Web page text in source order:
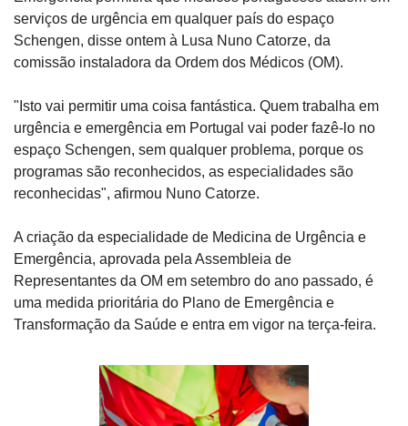
serviços de urgência em qualquer país do espaço
Schengen, disse ontem à Lusa Nuno Catorze, da
comissão instaladora da Ordem dos Médicos (OM).
"Isto vai permitir uma coisa fantástica. Quem trabalha em
urgência e emergência em Portugal vai poder fazê-lo no
espaço Schengen, sem qualquer problema, porque os
programas são reconhecidos, as especialidades são
reconhecidas", afirmou Nuno Catorze.
A criação da especialidade de Medicina de Urgência e
Emergência, aprovada pela Assembleia de
Representantes da OM em setembro do ano passado, é
uma medida prioritária do Plano de Emergência e
Transformação da Saúde e entra em vigor na terça-feira.